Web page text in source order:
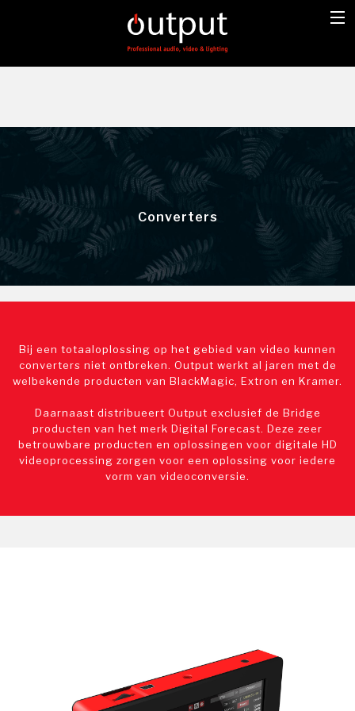
Converters
Bij een totaaloplossing op het gebied van video kunnen
converters niet ontbreken. Output werkt al jaren met de
welbekende producten van BlackMagic, Extron en Kramer.
Daarnaast distribueert Output exclusief de Bridge
producten van het merk Digital Forecast. Deze zeer
betrouwbare producten en oplossingen voor digitale HD
videoprocessing zorgen voor een oplossing voor iedere
vorm van videoconversie.